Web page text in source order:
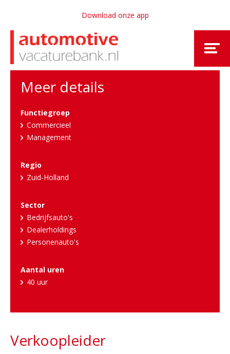
Download onze app
Meer details
Functiegroep
Commercieel
Management
Regio
Zuid-Holland
Sector
Bedrijfsauto's
Dealerholdings
Personenauto's
Aantal uren
40 uur
Verkoopleider